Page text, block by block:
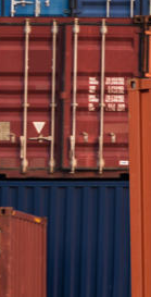
– Merauke
– Nabire
– Papua
– Serui
– Makassar
– Papua
– Ternate
– Kendari
– Surabaya
– Semarang
– Manado
– Jakarta